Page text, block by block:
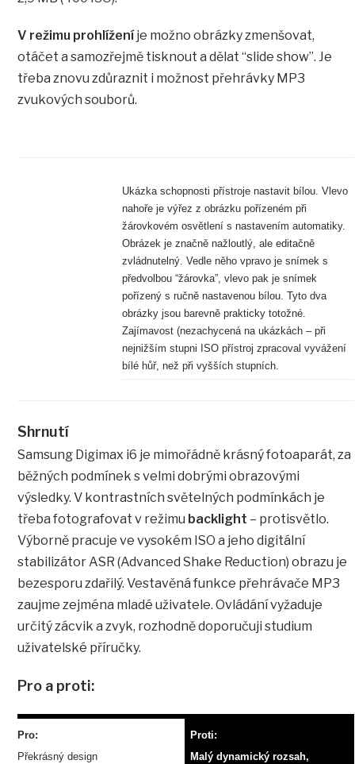
V režimu prohlíženíje možno obrázky zmenšovat,
otáčet a samozřejmě tisknout a dělat “slide show”. Je
třeba znovu zdůraznit i možnost přehrávky MP3
zvukových souborů.
Ukázka schopnosti přístroje nastavit bílou. Vlevo
nahoře je výřez z obrázku pořízeném při
žárovkovém osvětlení s nastavením automatiky.
Obrázek je značně nažloutlý, ale editačně
zvládnutelný. Vedle něho vpravo je snímek s
předvolbou “žárovka”, vlevo pak je snímek
pořízený s ručně nastavenou bílou. Tyto dva
obrázky jsou barevně prakticky totožné.
Zajímavost (nezachycená na ukázkách – při
nejnižším stupni ISO přístroj zpracoval vyvážení
bílé hůř, než při vyšších stupních.
Shrnutí
Samsung Digimax i6 je mimořádně krásný fotoaparát, za
běžných podmínek s velmi dobrými obrazovými
výsledky. V kontrastních světelných podmínkách je
třeba fotografovat v režimu backlight – protisvětlo.
Výborně pracuje ve vysokém ISO a jeho digitální
stabilizátor ASR (Advanced Shake Reduction) obrazu je
bezesporu zdařilý. Vestavěná funkce přehrávače MP3
zaujme zejména mladé uživatele. Ovládání vyžaduje
určitý zácvik a zvyk, rozhodně doporučuji studium
uživatelské příručky.
Pro a proti:
Pro:
Překrásný design
Proti:
Malý dynamický rozsah,